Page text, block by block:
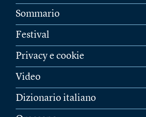
Sommario
Festival
Privacy e cookie
Video
Dizionario italiano